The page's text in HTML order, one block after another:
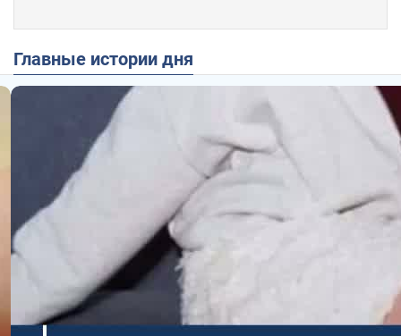
Главные истории дня